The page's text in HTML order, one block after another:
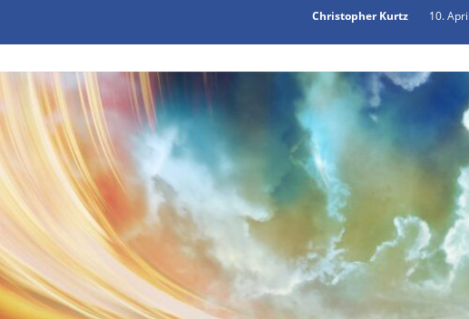
Christopher Kurtz 10.